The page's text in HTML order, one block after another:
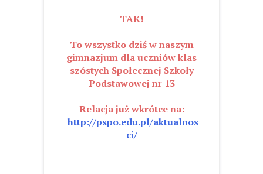
TAK!
To wszystko dziś w naszym
gimnazjum dla uczniów klas
szóstych Społecznej Szkoły
Podstawowej nr 13
Relacja już wkrótce na:
http://pspo.edu.pl/aktualnos
ci/